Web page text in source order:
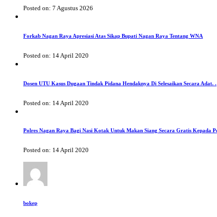
Posted on: 7 Agustus 2026
Forkab Nagan Raya Apresiasi Atas Sikap Bupati Nagan Raya Tentang WNA
Posted on: 14 April 2020
Dosen UTU Kasus Dugaan Tindak Pidana Hendaknya Di Selesaikan Secara Adat. .
Posted on: 14 April 2020
Polres Nagan Raya Bagi Nasi Kotak Untuk Makan Siang Secara Gratis Kepada
Posted on: 14 April 2020
bokep